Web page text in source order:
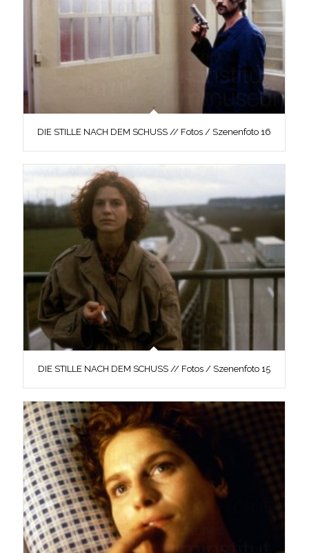
DIE STILLE NACH DEM SCHUSS // Fotos / Szenenfoto 16
DIE STILLE NACH DEM SCHUSS // Fotos / Szenenfoto 15